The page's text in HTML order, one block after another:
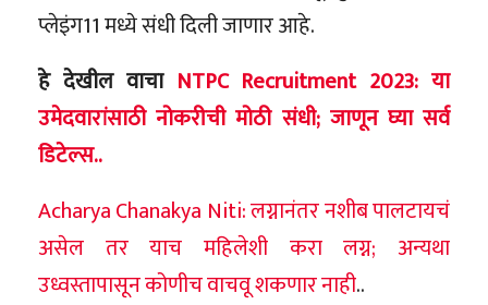
प्लेइंग11 मध्ये संधी दिली जाणार आहे.
हे देखील वाचा NTPC Recruitment 2023: या
उमेदवारांसाठी नोकरीची मोठी संधी; जाणून घ्या सर्व
डिटेल्स..
Acharya Chanakya Niti: लग्नानंतर नशीब पालटायचं
असेल तर याच महिलेशी करा लग्न; अन्यथा
उध्वस्तापासून कोणीच वाचवू शकणार नाही..